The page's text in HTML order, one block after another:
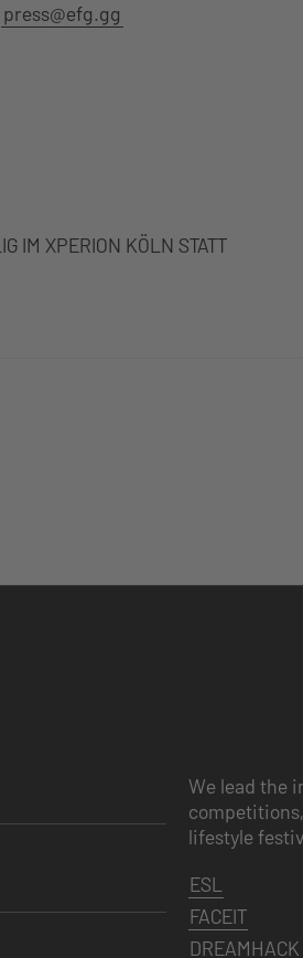
press@efg.gg
IM XPERION KÖLN STATT
We lead the
lifestyle
ESL
FACEIT
DREAMHACK